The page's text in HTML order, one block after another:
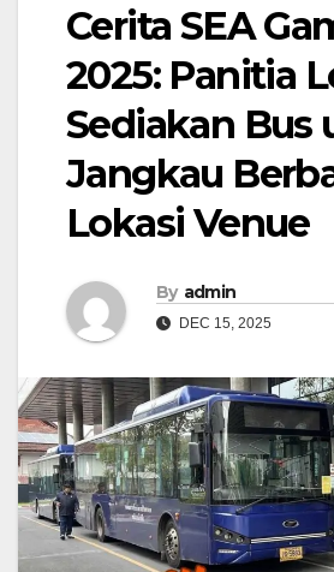
Cerita SEA
2025: Panitia
Sediakan Bus
Jangkau
Lokasi Venue
By admin
DEC 15, 2025